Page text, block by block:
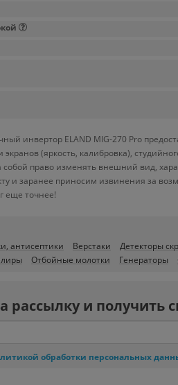
инвертор ELAND MIG-270 Pro
экранов (яркость, калибровка),
право изменять внешний вид,
и заранее приносим извинения за
еще точнее!
антисептики Верстаки Детекторы
Отбойные молотки Генераторы
рассылку и получить
обработки персональных